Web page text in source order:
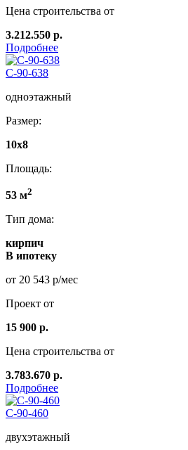
Цена строительства от
3.212.550 р.
Подробнее
С-90-638
одноэтажный
Размер:
10x8
Площадь:
53 м2
Тип дома:
кирпич
В ипотеку
от 20 543 р/мес
Проект от
15 900 р.
Цена строительства от
3.783.670 р.
Подробнее
С-90-460
двухэтажный